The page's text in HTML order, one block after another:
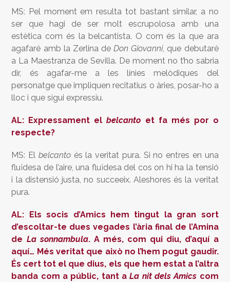
MS: Pel moment em resulta tot bastant similar, a no
ser que hagi de ser molt escrupolosa amb una
estètica com és la belcantista. O com és la que ara
agafaré amb la Zerlina deDon Giovanni, que debutaré
a La Maestranza de Sevilla. De moment no t’ho sabria
dir, és agafar-me a les línies melòdiques del
personatge que impliquen recitatius o àries, posar-ho a
lloc i que sigui expressiu.
AL: Expressament elbelcanto et fa més por o
respecte?
MS: El belcanto és la veritat pura. Si no entres en una
fluïdesa de l’aire, una fluïdesa del cos on hi ha la tensió
i la distensió justa, no succeeix. Aleshores és la veritat
pura.
AL: Els socis d’Amics hem tingut la gran sort
d’escoltar-te dues vegades l’ària final de l’Amina
de La sonnambula. A més, com qui diu, d’aquí a
aquí… Més veritat que això no l’hem pogut gaudir.
És cert tot el que dius, els que hem estat a l’altra
banda com a públic, tant aLa nit dels Amics com